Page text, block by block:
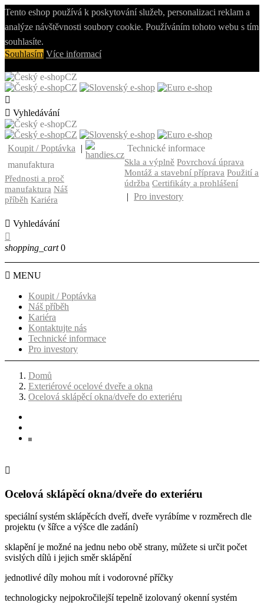
Tento eshop používá k poskytování služeb, personalizaci reklam a
analýze návštěvnosti soubory cookie. Používáním tohoto webu s tím
souhlasíte.
Souhlasím Více informací
CZ
CZ

 Vyhledávání
CZ
CZ
Koupit / Poptávka
|
manufaktura
Přednosti a proč
manufaktura Náš
příběh Kariéra
Technické informace
Skla a výplně Povrchová úprava
Montáž a stavební příprava Použití a
údržba Certifikáty a prohlášení
| Pro investory
 Vyhledávání

shopping_cart 0
 MENU
Koupit / Poptávka
Náš příběh
Kariéra
Kontaktujte nás
Technické informace
Pro investory
Domů
Exteriérové ocelové dveře a okna
Ocelová sklápěcí okna/dveře do exteriéru

Ocelová sklápěcí okna/dveře do exteriéru
speciální systém sklápěcích dveří, dveře vyrábíme v rozměrech dle
projektu (v šířce a výšce dle zadání)
sklapění je možné na jednu nebo obě strany, můžete si určit počet
svislých dílů i jejich směr sklápění
jednotlivé díly mohou mít i vodorovné příčky
technologicky nejpokročilejší tepelně izolovaný okenní systém